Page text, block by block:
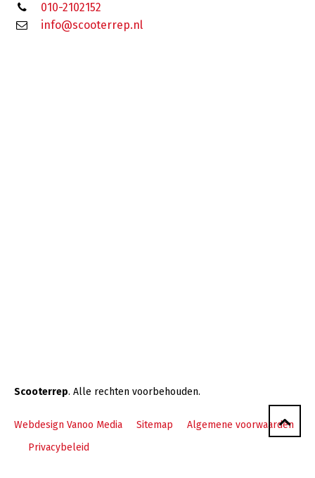
010-2102152
info@scooterrep.nl
Scooterrep. Alle rechten voorbehouden.
Webdesign Vanoo Media Sitemap
Algemene voorwaarden
Privacybeleid